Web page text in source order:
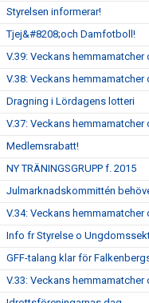
Styrelsen informerar!
Tjej&#8208;och Damfotboll!
V.39: Veckans hemmamatcher
V.38: Veckans hemmamatcher
Dragning i Lördagens lotteri
V.37: Veckans hemmamatcher
Medlemsrabatt!
NY TRÄNINGSGRUPP f. 2015
Julmarknadskommittén
V.34: Veckans hemmamatcher
Info fr Styrelse o
GFF-talang klar för
V.33: Veckans hemmamatcher